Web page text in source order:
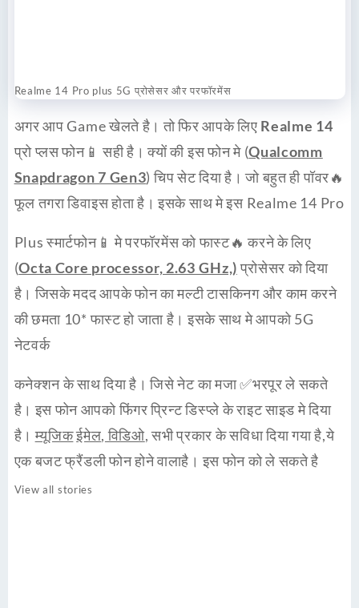
Realme 14 Pro plus 5G प्रोसेसर और परफॉरमेंस
अगर आप Game खेलते है। तो फिर आपके लिए Realme 14
प्रो प्लस फोन📱 सही है। क्यों की इस फोन मे (Qualcomm
Snapdragon 7 Gen3) चिप सेट दिया है। जो बहुत ही पॉवर🔥
फूल तगरा डिवाइस होता है। इसके साथ मे इस Realme 14 Pro
Plus स्मार्टफोन📱 मे परफॉरमेंस को फास्ट🔥 करने के लिए
(Octa Core processor, 2.63 GHz,)प्रोसेसर को दिया
है। जिसके मदद आपके फोन का मल्टी टासकिनग और काम करने
की छमता 10* फास्ट हो जाता है। इसके साथ मे आपको 5G
नेटवर्क
कनेक्शन के साथ दिया है। जिसे नेट का मजा ✅भरपूर ले सकते
है। इस फोन आपको फिंगर प्रिन्ट डिस्प्ले के राइट साइड मे दिया
है।म्यूजिकईमेल, विडिओ, सभी प्रकार के सविधा दिया गया है,ये
एक बजट फ्रैंडली फोन होने वालाहै। इस फोन को ले सकते है
View all stories